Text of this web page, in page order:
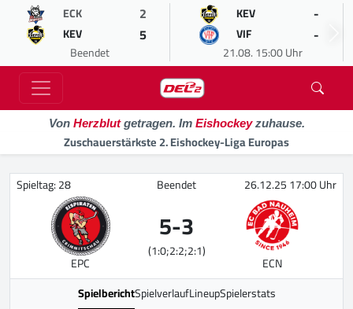
ECK 2
KEV 5
Beendet
KEV -
VIF -
21.08. 15:00 Uhr
Von Herzblutgetragen. Im Eishockeyzuhause.
Zuschauerstärkste 2. Eishockey-Liga Europas
Spieltag: 28 Beendet 26.12.25 17:00 Uhr
EPC
5-3
(1:0;2:2;2:1)
ECN
SpielberichtSpielverlaufLineupSpielerstats